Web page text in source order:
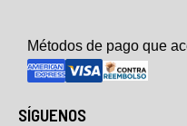
Métodos de pago que
SÍGUENOS